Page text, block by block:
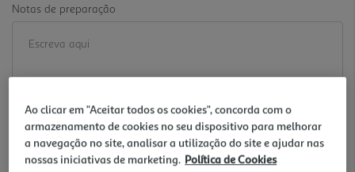
Notas de preparação
Ao clicar em "Aceitar todos os cookies", concorda com o
armazenamento de cookies no seu dispositivo para melhorar
a navegação no site, analisar a utilização do site e ajudar nas
nossas iniciativas de marketing. Política de Cookies